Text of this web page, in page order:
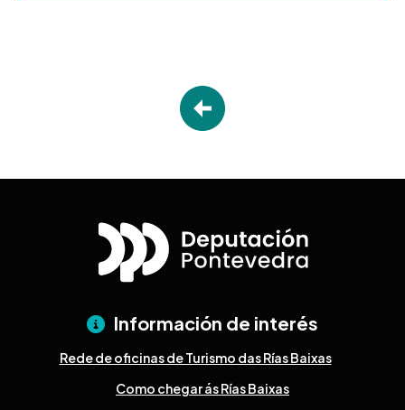
Información de interés
Rede de oficinas de Turismo das Rías Baixas
Como chegar ás Rías Baixas